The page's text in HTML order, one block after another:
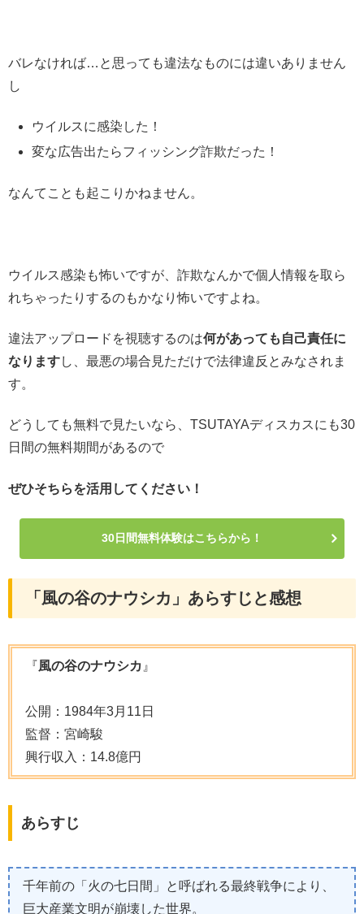
バレなければ…と思っても違法なものには違いありません
し
ウイルスに感染した！
変な広告出たらフィッシング詐欺だった！
なんてことも起こりかねません。
ウイルス感染も怖いですが、詐欺なんかで個人情報を取ら
れちゃったりするのもかなり怖いですよね。
違法アップロードを視聴するのは何があっても自己責任に
なりますし、最悪の場合見ただけで法律違反とみなされま
す。
どうしても無料で見たいなら、TSUTAYAディスカスにも30
日間の無料期間があるので
ぜひそちらを活用してください！
30日間無料体験はこちらから！
「風の谷のナウシカ」あらすじと感想
『風の谷のナウシカ 』
公開：1984年3月11日
監督：宮崎駿
興行収入：14.8億円
あらすじ
千年前の「火の七日間」と呼ばれる最終戦争により、
巨大産業文明が崩壊した世界。